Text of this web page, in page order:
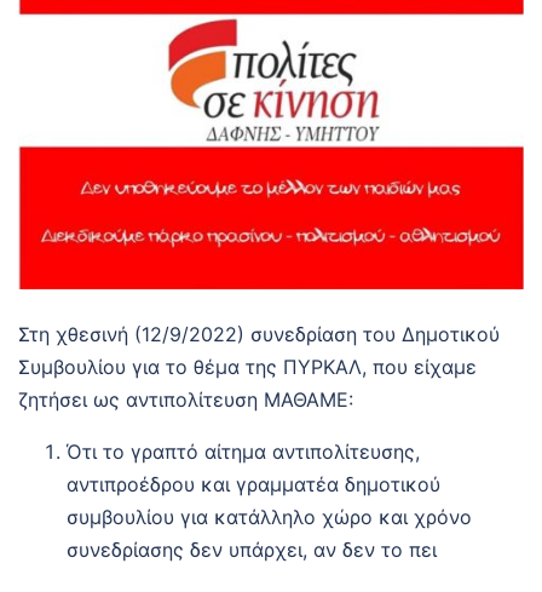
Στη χθεσινή (12/9/2022) συνεδρίαση του Δημοτικού
Συμβουλίου για το θέμα της ΠΥΡΚΑΛ, που είχαμε
ζητήσει ως αντιπολίτευση ΜΑΘΑΜΕ:
Ότι το γραπτό αίτημα αντιπολίτευσης,
αντιπροέδρου και γραμματέα δημοτικού
συμβουλίου για κατάλληλο χώρο και χρόνο
συνεδρίασης δεν υπάρχει, αν δεν το πει